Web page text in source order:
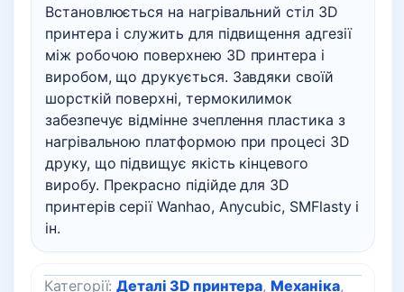
Встановлюється на нагрівальний стіл 3D
принтера і служить для підвищення адгезії
між робочою поверхнею 3D принтера і
виробом, що друкується. Завдяки своїй
шорсткій поверхні, термокилимок
забезпечує відмінне зчеплення пластика з
нагрівальною платформою при процесі 3D
друку, що підвищує якість кінцевого
виробу. Прекрасно підійде для 3D
принтерів серії Wanhao, Anycubic, SMFlasty і
ін.
Категорії:Деталі 3D принтера,Механіка,